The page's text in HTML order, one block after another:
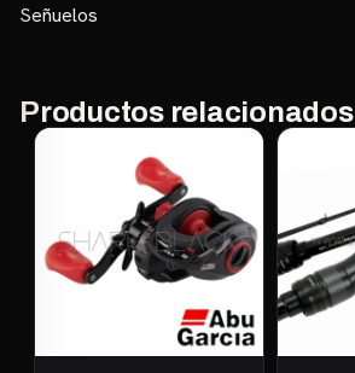
Señuelos
Productos relacionados